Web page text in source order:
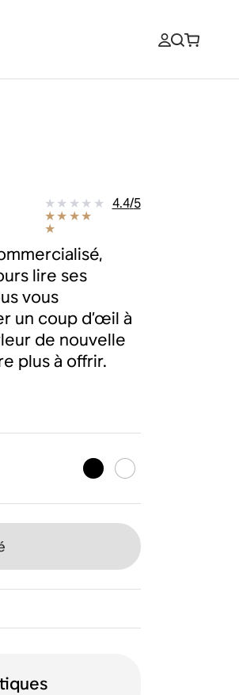
4.4/5
lire ses
vous
un coup d’œil à
de nouvelle
plus à offrir.